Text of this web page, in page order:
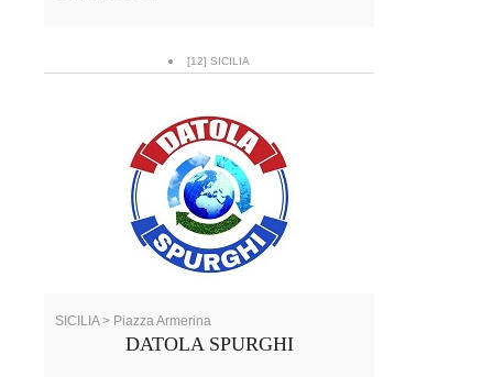
[12] SICILIA
SICILIA > Piazza Armerina
DATOLA SPURGHI